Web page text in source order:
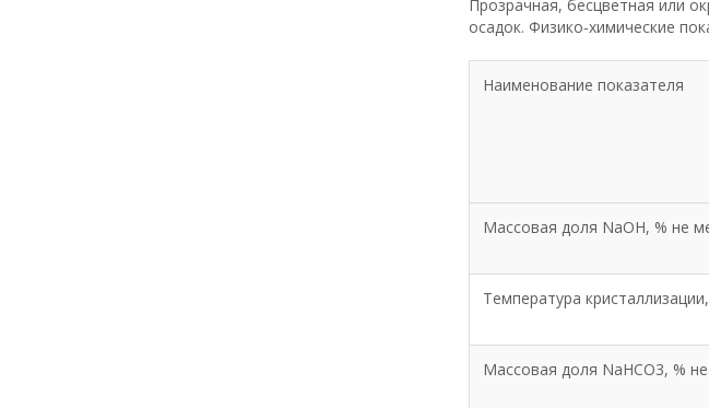
Прозрачная, бесцветная или
осадок. Физико-химические
Наименование показателя
Массовая доля NaOH, % не
Температура
Массовая доля NaHCO3, %